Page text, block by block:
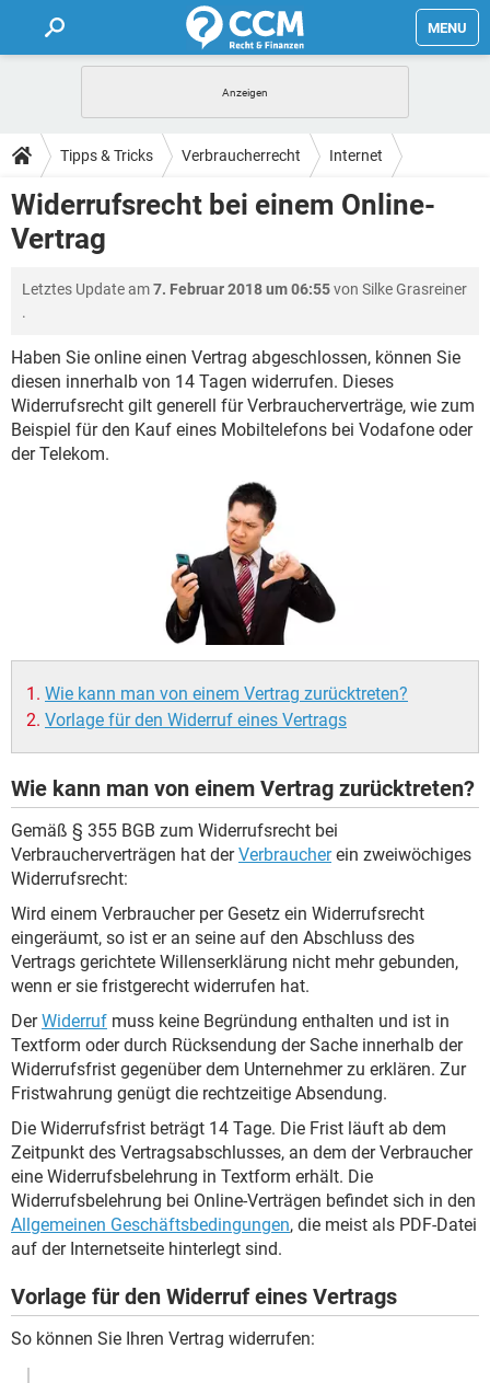
MENU
FORUM
TIPPS
LEXIKON
Tipps & Tricks Verbraucherrecht Internet
Widerrufsrecht bei einem Online-
Vertrag
Letztes Update am7. Februar 2018 um 06:55von Silke Grasreiner
.
Haben Sie online einen Vertrag abgeschlossen, können Sie
diesen innerhalb von 14 Tagen widerrufen. Dieses
Widerrufsrecht gilt generell für Verbraucherverträge, wie zum
Beispiel für den Kauf eines Mobiltelefons bei Vodafone oder
der Telekom.
Wie kann man von einem Vertrag zurücktreten?
Vorlage für den Widerruf eines Vertrags
Wie kann man von einem Vertrag zurücktreten?
Gemäß § 355 BGB zum Widerrufsrecht bei
Verbraucherverträgen hat derVerbraucherein zweiwöchiges
Widerrufsrecht:
Wird einem Verbraucher per Gesetz ein Widerrufsrecht
eingeräumt, so ist er an seine auf den Abschluss des
Vertrags gerichtete Willenserklärung nicht mehr gebunden,
wenn er sie fristgerecht widerrufen hat.
DerWiderruf muss keine Begründung enthalten und ist in
Textform oder durch Rücksendung der Sache innerhalb der
Widerrufsfrist gegenüber dem Unternehmer zu erklären. Zur
Fristwahrung genügt die rechtzeitige Absendung.
Die Widerrufsfrist beträgt 14 Tage. Die Frist läuft ab dem
Zeitpunkt des Vertragsabschlusses, an dem der Verbraucher
eine Widerrufsbelehrung in Textform erhält. Die
Widerrufsbelehrung bei Online-Verträgen befindet sich in den
Allgemeinen Geschäftsbedingungen, die meist als PDF-Datei
auf der Internetseite hinterlegt sind.
Vorlage für den Widerruf eines Vertrags
So können Sie Ihren Vertrag widerrufen: